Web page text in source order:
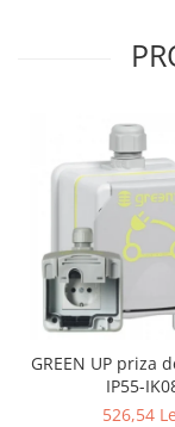
GREEN UP priza
IP55-
526,54